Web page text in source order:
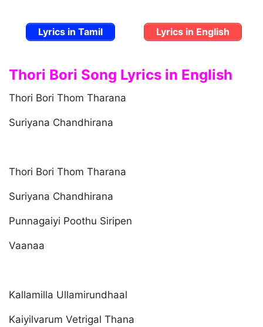
Lyrics in Tamil Lyrics in English
Thori Bori Song Lyrics in English
Thori Bori Thom Tharana
Suriyana Chandhirana
Thori Bori Thom Tharana
Suriyana Chandhirana
Punnagaiyi Poothu Siripen
Vaanaa
Kallamilla Ullamirundhaal
Kaiyilvarum Vetrigal Thana